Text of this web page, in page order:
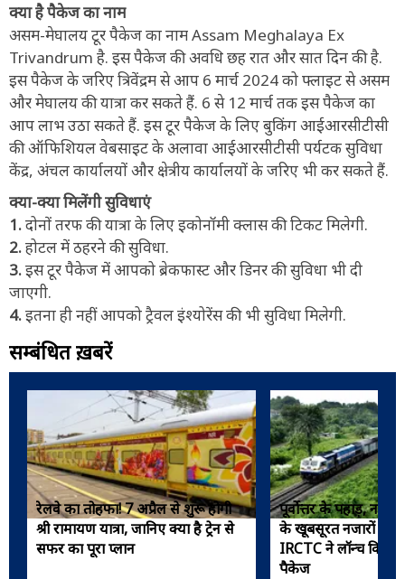
क्या है पैकेज का नाम
असम-मेघालय टूर पैकेज का नाम Assam Meghalaya Ex
Trivandrum है. इस पैकेज की अवधि छह रात और सात दिन की है.
इस पैकेज के जरिए त्रिवेंद्रम से आप 6 मार्च 2024 को फ्लाइट से असम
और मेघालय की यात्रा कर सकते हैं. 6 से 12 मार्च तक इस पैकेज का
आप लाभ उठा सकते हैं. इस टूर पैकेज के लिए बुकिंग आईआरसीटीसी
की ऑफिशियल वेबसाइट के अलावा आईआरसीटीसी पर्यटक सुविधा
केंद्र, अंचल कार्यालयों और क्षेत्रीय कार्यालयों के जरिए भी कर सकते हैं.
क्या-क्या मिलेंगी सुविधाएं
1.दोनों तरफ की यात्रा के लिए इकोनॉमी क्लास की टिकट मिलेगी.
2.होटल में ठहरने की सुविधा.
3.इस टूर पैकेज में आपको ब्रेकफास्ट और डिनर की सुविधा भी दी
जाएगी.
4.इतना ही नहीं आपको ट्रैवल इंश्योरेंस की भी सुविधा मिलेगी.
सम्बंधित ख़बरें
रेलवे का तोहफा! 7 अप्रैल से शुरू होगी
श्री रामायण यात्रा, जानिए क्या है ट्रेन से
सफर का पूरा प्लान
पूर्वोत्तर के पहाड़,
के खूबसूरत नजारों का
IRCTC ने लॉन्च किया
पैकेज